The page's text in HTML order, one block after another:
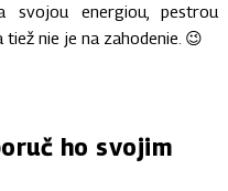
svojou energiou, pestrou
nie je na zahodenie. 😉
ho svojim